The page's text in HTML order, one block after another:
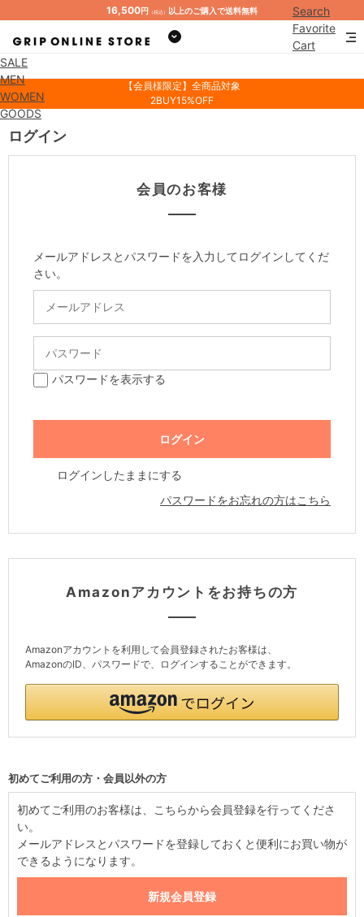
16,500円 （税込） 以上のご購入で送料無料
Search
Favorite
Cart
SALE
MEN
WOMEN
GOODS
【会員様限定】全商品対象
2BUY15%OFF
ログイン
会員のお客様
メールアドレスとパスワードを入力してログインしてくだ
さい。
パスワードを表示する
ログインしたままにする
パスワードをお忘れの方はこちら
Amazonアカウントをお持ちの方
Amazonアカウントを利用して会員登録されたお客様は、
AmazonのID、パスワードで、ログインすることができます。
初めてご利用の方・会員以外の方
初めてご利用のお客様は、こちらから会員登録を行ってくださ
い。
メールアドレスとパスワードを登録しておくと便利にお買い物が
できるようになります。